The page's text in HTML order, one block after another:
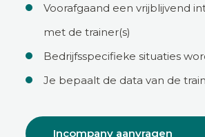
Voorafgaand een vrijblijvend
met de trainer(s)
Bedrijfsspecifieke situaties
Je bepaalt de data van de
Incompany aanvragen